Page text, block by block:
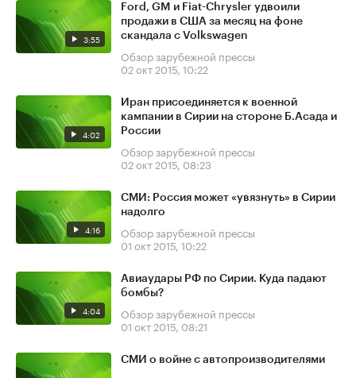
3:55
Ford, GM и Fiat-Chrysler удвоили
продажи в США за месяц на фоне
скандала с Volkswagen
Обзор зарубежной прессы
02 окт 2015, 10:22
4:02
Иран присоединяется к военной
кампании в Сирии на стороне Б.Асада и
России
Обзор зарубежной прессы
02 окт 2015, 08:23
4:16
СМИ: Россия может «увязнуть» в Сирии
надолго
Обзор зарубежной прессы
01 окт 2015, 10:22
4:04
Авиаудары РФ по Сирии. Куда падают
бомбы?
Обзор зарубежной прессы
01 окт 2015, 08:21
СМИ о войне с автопроизводителями